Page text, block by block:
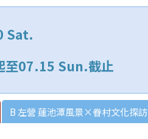
Sat.
至07.15 Sun.截止
B 左營 蓮池潭風景×眷村文化探訪